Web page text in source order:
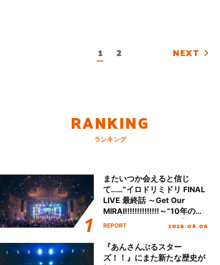
1 2 NEXT
RANKING
ランキング
またいつか会えると信じ
て……“イロドリミドリ FINAL
LIVE 最終話 ～Get Our
MIRAI!!!!!!!!!!!!!!～”10年の活
動を経てファイナルを迎える
REPORT 2026.08.06
『あんさんぶるスター
ズ！！』にまた新たな歴史が